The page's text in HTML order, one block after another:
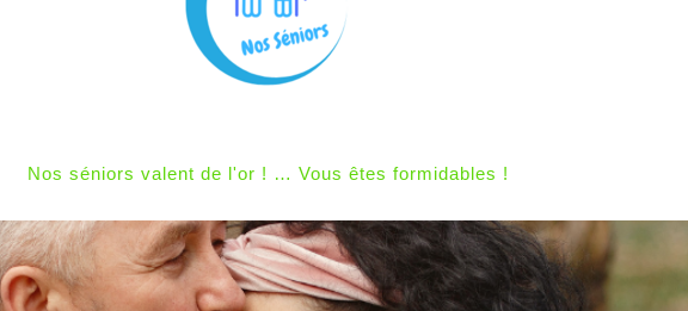
Nos séniors valent de l'or ! … Vous êtes formidables !